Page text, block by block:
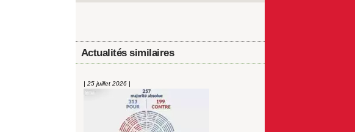
Actualités similaires
| 25 juillet 2026 |